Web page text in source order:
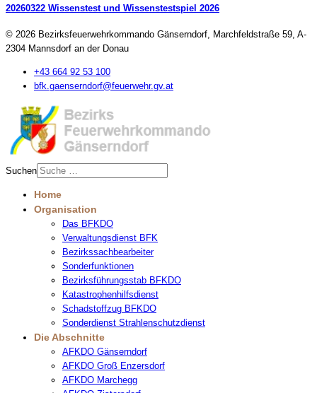
20260322 Wissenstest und Wissenstestspiel 2026
© 2026 Bezirksfeuerwehrkommando Gänserndorf, Marchfeldstraße 59, A-
2304 Mannsdorf an der Donau
+43 664 92 53 100
bfk.gaenserndorf@feuerwehr.gv.at
Suchen
Home
Organisation
Das BFKDO
Verwaltungsdienst BFK
Bezirkssachbearbeiter
Sonderfunktionen
Bezirksführungsstab BFKDO
Katastrophenhilfsdienst
Schadstoffzug BFKDO
Sonderdienst Strahlenschutzdienst
Die Abschnitte
AFKDO Gänserndorf
AFKDO Groß Enzersdorf
AFKDO Marchegg